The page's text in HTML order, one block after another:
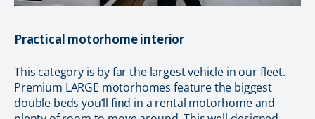
Practical motorhome interior
This category is by far the largest vehicle in our fleet.
Premium LARGE motorhomes feature the biggest
double beds you’ll find in a rental motorhome and